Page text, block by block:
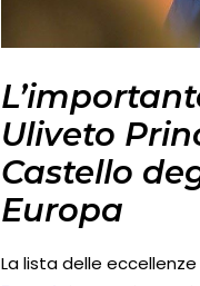
Uliveto
Castello
Europa
La lista delle